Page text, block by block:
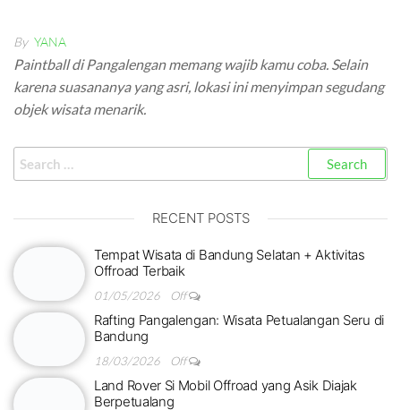
By YANA
Paintball di Pangalengan memang wajib kamu coba. Selain
karena suasananya yang asri, lokasi ini menyimpan segudang
objek wisata menarik.
RECENT POSTS
Tempat Wisata di Bandung Selatan + Aktivitas
Offroad Terbaik
01/05/2026 Off
Rafting Pangalengan: Wisata Petualangan Seru di
Bandung
18/03/2026 Off
Land Rover Si Mobil Offroad yang Asik Diajak
Berpetualang